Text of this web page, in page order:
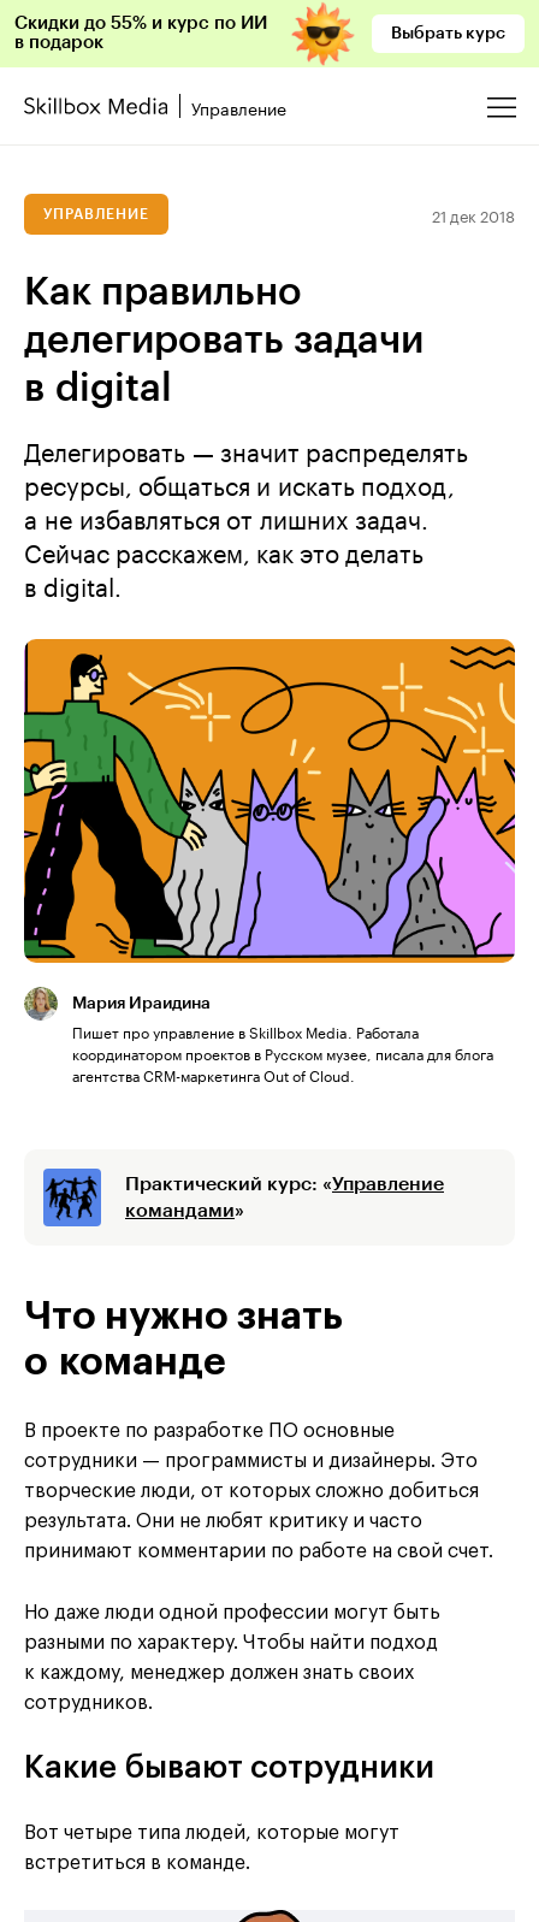
Скидки до 55% и курс по ИИ
в подарок
Выбрать курс
Управление
УПРАВЛЕНИЕ 21 дек 2018
Как правильно
делегировать задачи
в digital
Делегировать — значит распределять
ресурсы, общаться и искать подход,
а не избавляться от лишних задач.
Сейчас расскажем, как это делать
в digital.
Мария Ираидина
Пишет про управление в Skillbox Media. Работала
координатором проектов в Русском музее, писала для блога
агентства CRM-маркетинга Out of Cloud.
Практический курс: «Управление
командами»
Что нужно знать
о команде
В проекте по разработке ПО основные
сотрудники — программисты и дизайнеры. Это
творческие люди, от которых сложно добиться
результата. Они не любят критику и часто
принимают комментарии по работе на свой счет.
Но даже люди одной профессии могут быть
разными по характеру. Чтобы найти подход
к каждому, менеджер должен знать своих
сотрудников.
Какие бывают сотрудники
Вот четыре типа людей, которые могут
встретиться в команде.